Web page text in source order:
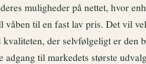
muligheder på nettet, hvor
til en fast lav pris. Det vil
der selvfølgeligt er den
adgang til markedets største